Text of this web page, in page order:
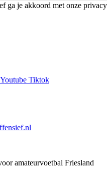
ga je akkoord met onze privacy
Youtube Tiktok
amateurvoetbal Friesland